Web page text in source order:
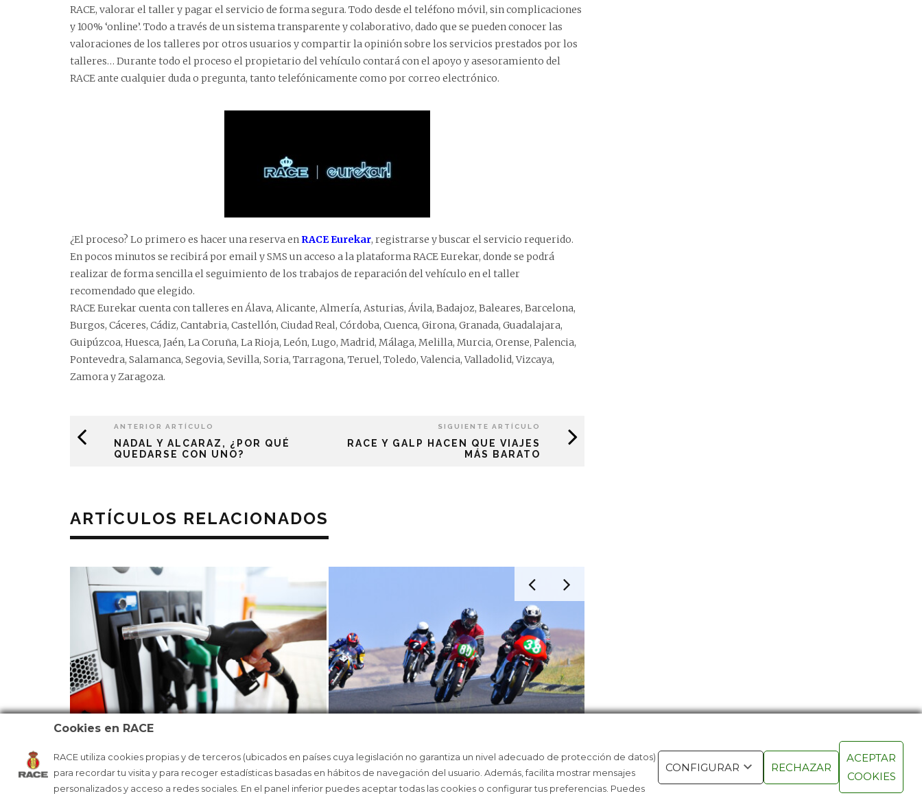
Cookies en RACE
RACE utiliza cookies propias y de terceros (ubicados en países cuya legislación no garantiza un nivel adecuado de protección de datos)
para recordar tu visita y para recoger estadísticas basadas en hábitos de navegación del usuario. Además, facilita mostrar mensajes
personalizados y acceso a redes sociales. En el panel inferior puedes aceptar todas las cookies o configurar tus preferencias. Puedes
CONFIGURAR RECHAZAR
ACEPTAR
COOKIES
RACE, valorar el taller y pagar el servicio de forma segura. Todo desde el teléfono móvil, sin complicaciones
y 100% ‘online’. Todo a través de un sistema transparente y colaborativo, dado que se pueden conocer las
valoraciones de los talleres por otros usuarios y compartir la opinión sobre los servicios prestados por los
talleres… Durante todo el proceso el propietario del vehículo contará con el apoyo y asesoramiento del
RACE ante cualquier duda o pregunta, tanto telefónicamente como por correo electrónico.
¿El proceso? Lo primero es hacer una reserva en RACE Eurekar, registrarse y buscar el servicio requerido.
En pocos minutos se recibirá por email y SMS un acceso a la plataforma RACE Eurekar, donde se podrá
realizar de forma sencilla el seguimiento de los trabajos de reparación del vehículo en el taller
recomendado que elegido.
RACE Eurekar cuenta con talleres en Álava, Alicante, Almería, Asturias, Ávila, Badajoz, Baleares, Barcelona,
Burgos, Cáceres, Cádiz, Cantabria, Castellón, Ciudad Real, Córdoba, Cuenca, Girona, Granada, Guadalajara,
Guipúzcoa, Huesca, Jaén, La Coruña, La Rioja, León, Lugo, Madrid, Málaga, Melilla, Murcia, Orense, Palencia,
Pontevedra, Salamanca, Segovia, Sevilla, Soria, Tarragona, Teruel, Toledo, Valencia, Valladolid, Vizcaya,
Zamora y Zaragoza.
ANTERIOR ARTÍCULO
NADAL Y ALCARAZ, ¿POR QUÉ
QUEDARSE CON UNO?
SIGUIENTE ARTÍCULO
RACE Y GALP HACEN QUE VIAJES
MÁS BARATO
ARTÍCULOS RELACIONADOS
RACE Y GALP HACEN QUE VIAJES MÁS
BARATO
EL CIRCUITO DE MADRID JARAMA-
RACE NO PARA
LA VIDA SALVAJE A TRAVÉS DE
WEBCAMS
EL
INTERNET